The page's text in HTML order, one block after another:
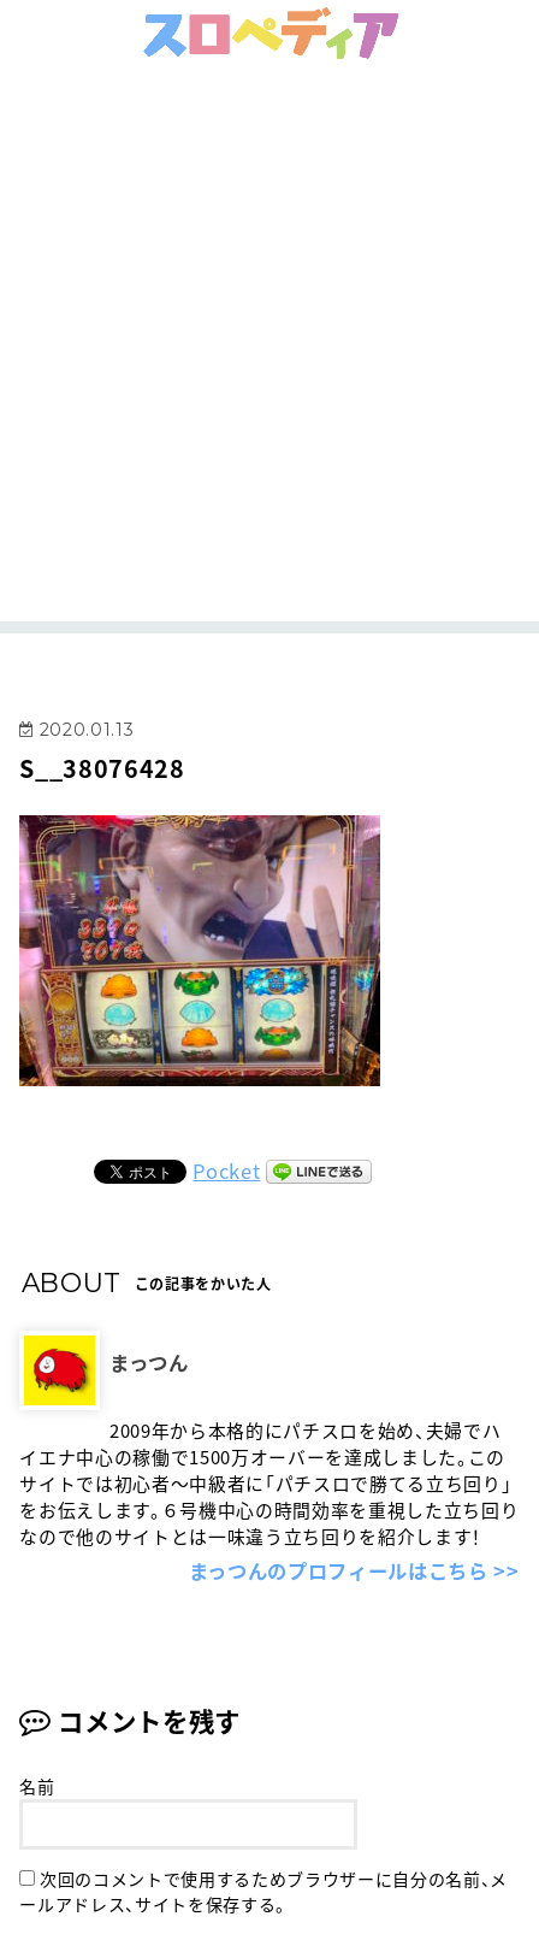
2020.01.13
S__38076428
Pocket
ABOUT この記事をかいた人
まっつん
2009年から本格的にパチスロを始め、夫婦でハ
イエナ中心の稼働で1500万オーバーを達成しました。この
サイトでは初心者〜中級者に「パチスロで勝てる立ち回り」
をお伝えします。６号機中心の時間効率を重視した立ち回り
なので他のサイトとは一味違う立ち回りを紹介します！
まっつんのプロフィールはこちら >>
コメントを残す
名前
次回のコメントで使用するためブラウザーに自分の名前、メ
ールアドレス、サイトを保存する。